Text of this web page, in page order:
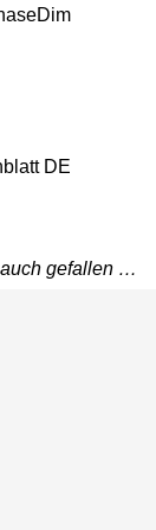
DE
gefallen …